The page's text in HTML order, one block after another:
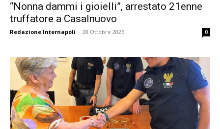
“Nonna dammi i gioielli”, arrestato 21enne
truffatore a Casalnuovo
Redazione Internapoli - 28 Ottobre 2025 0